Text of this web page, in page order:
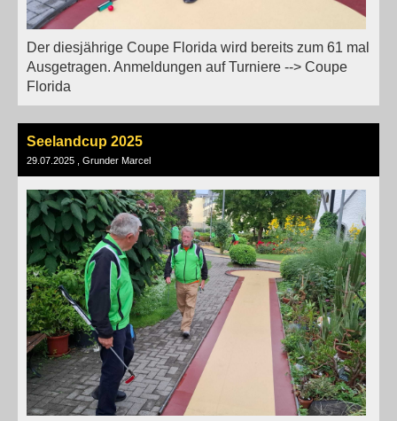
Der diesjährige Coupe Florida wird bereits zum 61 mal
Ausgetragen. Anmeldungen auf Turniere --> Coupe
Florida
Seelandcup 2025
29.07.2025 , Grunder Marcel